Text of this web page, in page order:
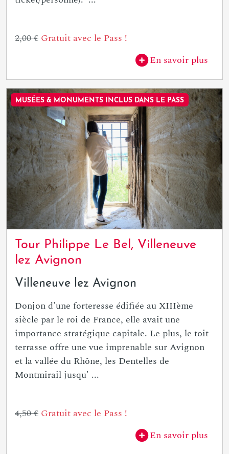
2,00 € Gratuit avec le Pass !
En savoir plus
MUSÉES & MONUMENTS INCLUS DANS LE PASS
Tour Philippe Le Bel, Villeneuve
lez Avignon
Villeneuve lez Avignon
Donjon d'une forteresse édifiée au XIIIème
siècle par le roi de France, elle avait une
importance stratégique capitale. Le plus, le toit
terrasse offre une vue imprenable sur Avignon
et la vallée du Rhône, les Dentelles de
Montmirail jusqu' ...
4,50 € Gratuit avec le Pass !
En savoir plus